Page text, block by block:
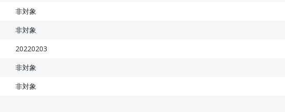
非対象
非対象
20220203
非対象
非対象